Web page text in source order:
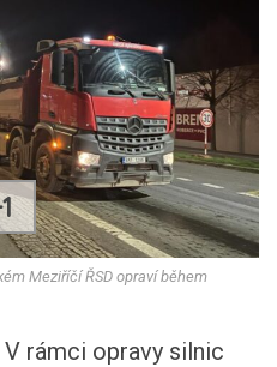
Meziříčí ŘSD opraví během
rámci opravy silnic